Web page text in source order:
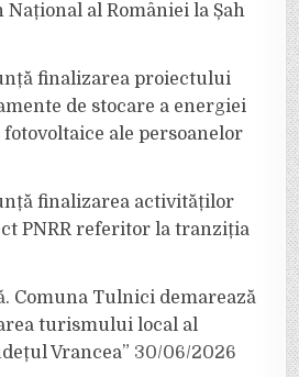
Național al României la Șah
finalizarea proiectului
de stocare a energiei
ale persoanelor
finalizarea activităților
PNRR referitor la tranziția
Comuna Tulnici demarează
turismului local al
Vrancea” 30/06/2026